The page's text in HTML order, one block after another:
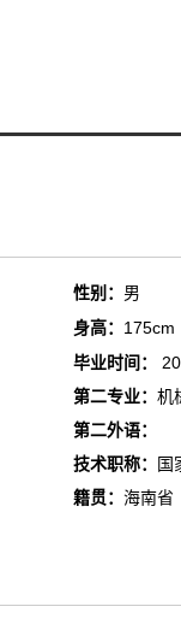
性别： 男
身高： 175cm
毕业时间：
第二专业： 机
第二外语：
技术职称：
国
籍贯： 海南省